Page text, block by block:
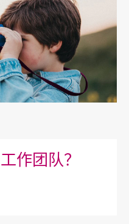
作团队？